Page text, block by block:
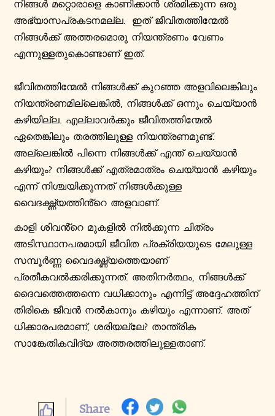
നിങ്ങൾ മറ്റൊരാളെ കാണിക്കാൻ ശ്രമിക്കുന്ന ഒരു
അഭ്യാസപ്രകടനമല്ല. ഇത് ജീവിതത്തിന്മേൽ
നിങ്ങൾക്ക് അത്തരമൊരു നിയന്ത്രണം വേണം
എന്നുള്ളതുകൊണ്ടാണ് ഇത്.
ജീവിതത്തിന്മേൽ നിങ്ങൾക്ക് കുറഞ്ഞ അളവിലെങ്കിലും
നിയന്ത്രണമില്ലെങ്കിൽ, നിങ്ങൾക്ക് ഒന്നും ചെയ്യാൻ
കഴിയില്ല. എല്ലാവർക്കും ജീവിതത്തിന്മേൽ
ഏതെങ്കിലും തരത്തിലുള്ള നിയന്ത്രണമുണ്ട്.
അല്ലെങ്കിൽ പിന്നെ നിങ്ങൾക്ക് എന്ത് ചെയ്യാൻ
കഴിയും? നിങ്ങൾക്ക് എത്രമാത്രം ചെയ്യാൻ കഴിയും
എന്ന് നിശ്ചയിക്കുന്നത് നിങ്ങൾക്കുള്ള
വൈദഗ്ദ്ധ്യത്തിൻ്റെ അളവാണ്.
കാളി ശിവൻ്റെ മുകളിൽ നിൽക്കുന്ന ചിത്രം
അടിസ്ഥാനപരമായി ജീവിത പ്രക്രിയയുടെ മേലുള്ള
സമ്പൂർണ്ണ വൈദഗ്ദ്ധ്യത്തെയാണ്
പ്രതീകവൽക്കരിക്കുന്നത്. അതിനർത്ഥം, നിങ്ങൾക്ക്
ദൈവത്തെത്തന്നെ വധിക്കാനും എന്നിട്ട് അദ്ദേഹത്തിന്
തിരികെ ജീവൻ നൽകാനും കഴിയും എന്നാണ്. അത്
ധിക്കാരപരമാണ്, ശരിയല്ലേ? താന്ത്രിക
സാങ്കേതികവിദ്യ അത്തരത്തിലുള്ളതാണ്.
Share